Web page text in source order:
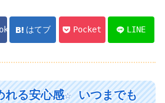
はてブ Pocket LINE
れる安心感☆ いつまでも